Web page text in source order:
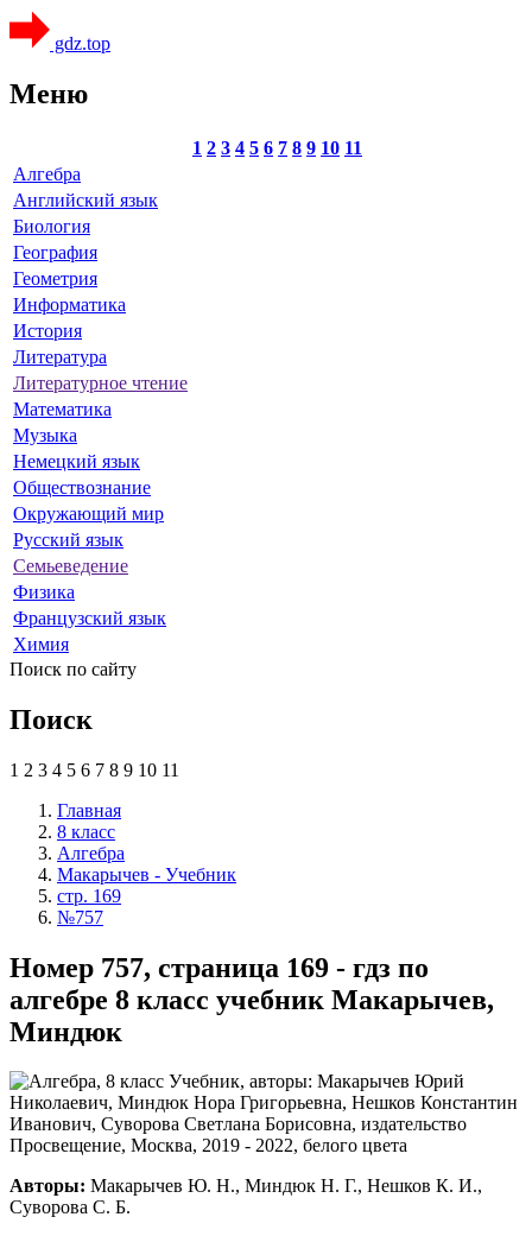
gdz.top
Меню
1 2 3 4 5 6 7 8 9 10 11
Алгебра
Английский язык
Биология
География
Геометрия
Информатика
История
Литература
Литературное чтение
Математика
Музыка
Немецкий язык
Обществознание
Окружающий мир
Русский язык
Семьеведение
Физика
Французский язык
Химия
Поиск по сайту
Поиск
1 2 3 4 5 6 7 8 9 10 11
Главная
8 класс
Алгебра
Макарычев - Учебник
стр. 169
№757
Номер 757, страница 169 - гдз по
алгебре 8 класс учебник Макарычев,
Миндюк
Авторы: Макарычев Ю. Н., Миндюк Н. Г., Нешков К. И.,
Суворова С. Б.